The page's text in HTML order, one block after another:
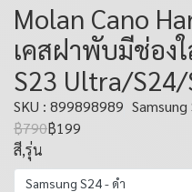
Molan Cano
เคสฝาพับมีช่อง
S23 Ultra/
SKU : 899898989 Samsung
฿790฿199
สี,รุ่น
Samsung S24 - ดำ